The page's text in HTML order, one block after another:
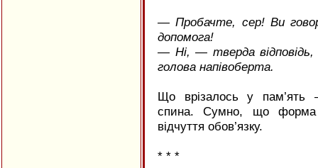
— Пробачте, сер! Ви
допомога!
— Ні, — тверда відповідь,
голова напівоберта.
Що врізалось у пам’ять
спина. Сумно, що форма
відчуття обов’язку.
* * *